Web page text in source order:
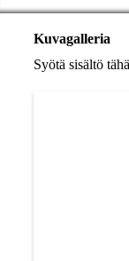
Kuvagalleria
Syötä sisältö